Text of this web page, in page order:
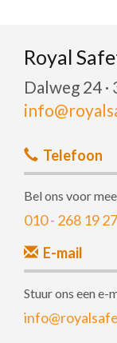
Royal
Dalweg 24
Telefoon
Bel ons voor
010 - 268 19 27
E-mail
Stuur ons een e-